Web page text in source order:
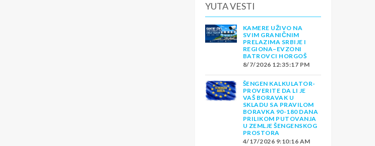
YUTA VESTI
KAMERE UŽIVO NA
SVIM GRANIČNIM
PRELAZIMA SRBIJE I
REGIONA–EVZONI
BATROVCI HORGOŠ
8/7/2026 12:35:17 PM
ŠENGEN KALKULATOR-
PROVERITE DA LI JE
VAŠ BORAVAK U
SKLADU SA PRAVILOM
BORAVKA 90-180 DANA
PRILIKOM PUTOVANJA
U ZEMLJE ŠENGENSKOG
PROSTORA
4/17/2026 9:10:16 AM